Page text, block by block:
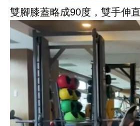
雙腳膝蓋略成90度，雙手伸